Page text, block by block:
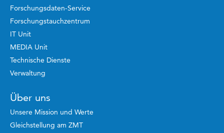
Forschungsdaten-Service
Forschungstauchzentrum
IT Unit
MEDIA Unit
Technische Dienste
Verwaltung
Über uns
Unsere Mission und Werte
Gleichstellung am ZMT